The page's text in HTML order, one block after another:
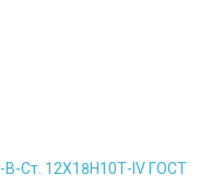
Cт. 12Х18Н10Т-IV ГОСТ